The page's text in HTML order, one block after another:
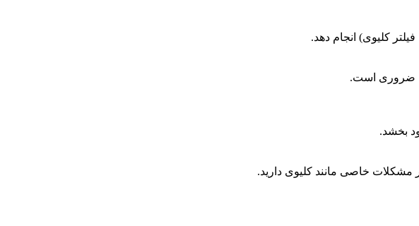
ضروری است.
بخشد.
خاصی مانند کلیوی دارید.